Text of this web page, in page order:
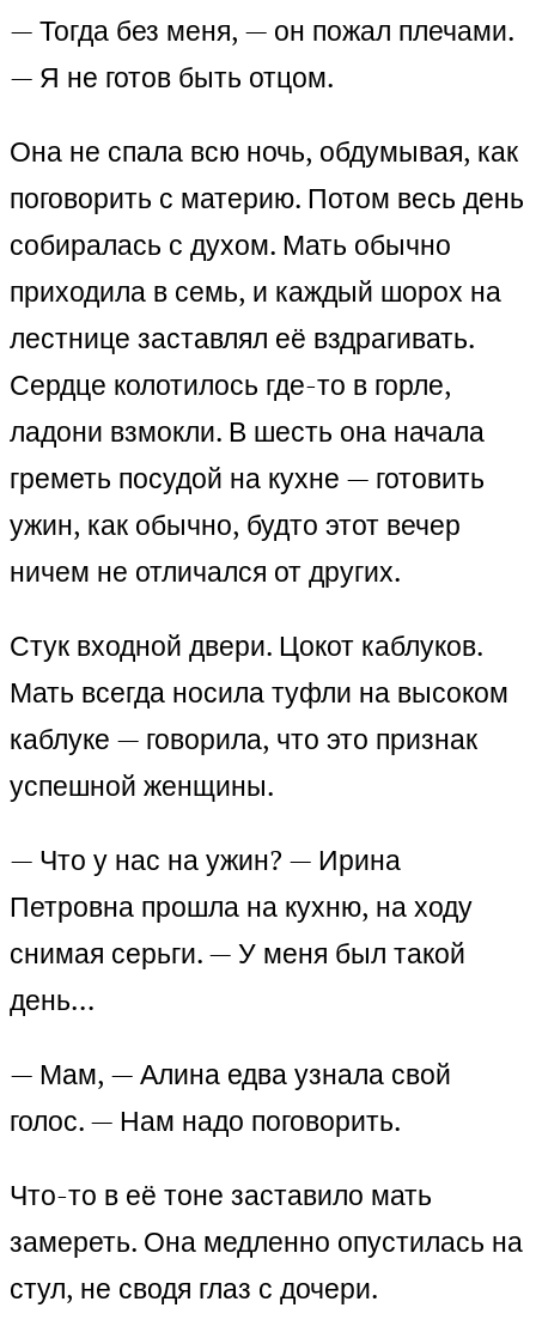
— Тогда без меня, — он пожал плечами.
— Я не готов быть отцом.
Она не спала всю ночь, обдумывая, как
поговорить с материю. Потом весь день
собиралась с духом. Мать обычно
приходила в семь, и каждый шорох на
лестнице заставлял её вздрагивать.
Сердце колотилось где-то в горле,
ладони взмокли. В шесть она начала
греметь посудой на кухне — готовить
ужин, как обычно, будто этот вечер
ничем не отличался от других.
Стук входной двери. Цокот каблуков.
Мать всегда носила туфли на высоком
каблуке — говорила, что это признак
успешной женщины.
— Что у нас на ужин? — Ирина
Петровна прошла на кухню, на ходу
снимая серьги. — У меня был такой
день…
— Мам, — Алина едва узнала свой
голос. — Нам надо поговорить.
Что-то в её тоне заставило мать
замереть. Она медленно опустилась на
стул, не сводя глаз с дочери.